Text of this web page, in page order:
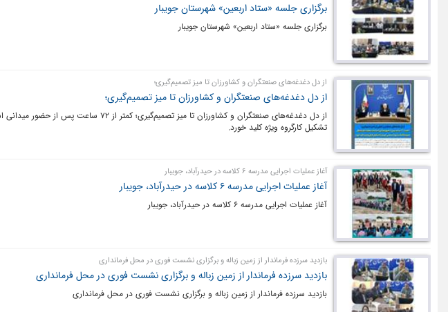
برگزاری جلسه «ستاد اربعین» شهرستان جویبار
برگزاری جلسه «ستاد اربعین» شهرستان جویبار
از دل دغدغه‌های صنعتگران و کشاورزان تا میز تصمیم‌گیری؛
از دل دغدغه‌های صنعتگران و کشاورزان تا میز تصمیم‌گیری؛
از دل دغدغه‌های صنعتگران و کشاورزان تا میز
تشکیل کارگروه ویژه کلید خورد.
آغاز عملیات اجرایی مدرسه ۶ کلاسه در حیدرآباد، جویبار
آغاز عملیات اجرایی مدرسه ۶ کلاسه در حیدرآباد، جویبار
آغاز عملیات اجرایی مدرسه ۶ کلاسه در حیدرآباد، جویبار
بازدید سرزده فرماندار از زمین زباله و برگزاری نشست فوری در محل فرمانداری
بازدید سرزده فرماندار از زمین زباله و برگزاری نشست فوری در محل فرمانداری
بازدید سرزده فرماندار از زمین زباله و برگزاری نشست فوری در محل فرمانداری